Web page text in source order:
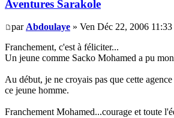
Aventures Sarakole
par Abdoulaye » Ven Déc 22, 2006 11:33
Franchement, c'est à féliciter...
Un jeune comme Sacko Mohamed a pu
Au début, je ne croyais pas que cette
ce jeune homme.
Franchement Mohamed...courage et toute